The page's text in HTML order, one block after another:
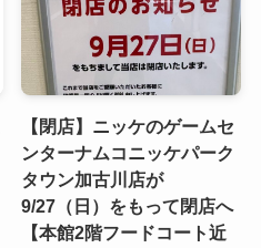
【閉店】ニッケのゲームセ
ンターナムコニッケパーク
タウン加古川店が
9/27（日）をもって閉店へ
【本館2階フードコート近